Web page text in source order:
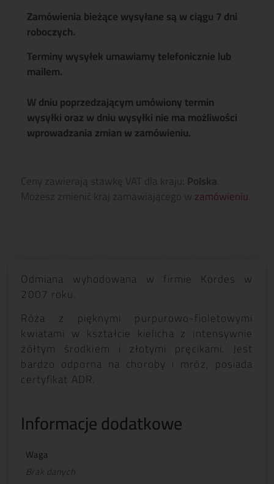
Zamówienia bieżące wysyłane są w ciągu 7 dni
roboczych.
Terminy wysyłek umawiamy telefonicznie lub
mailem.
W dniu poprzedzającym umówiony termin
wysyłki oraz w dniu wysyłki nie ma możliwości
wprowadzania zmian w zamówieniu.
Ceny zawierają stawkę VAT dla kraju: Polska
Możesz zmienić kraj zamawiającego wzamówieniu
Odmiana wyhodowana w firmie Kordes w
2007 roku.
Róża z pięknymi purpurowo-fioletowymi
kwiatami w kształcie kielicha z intensywnie
żółtym środkiem i złotymi pręcikami. Jest
bardzo odporna na choroby i mróz, posiada
certyfikat ADR.
Informacje dodatkowe
Waga
Brak danych